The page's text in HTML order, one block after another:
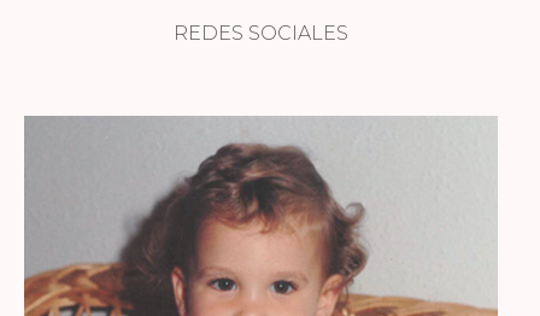
REDES SOCIALES